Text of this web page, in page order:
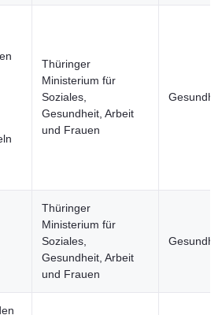
Thüringer
Ministerium für
Soziales,
Gesundheit, Arbeit
und Frauen
Thüringer
Ministerium für
Soziales,
Gesundheit, Arbeit
und Frauen